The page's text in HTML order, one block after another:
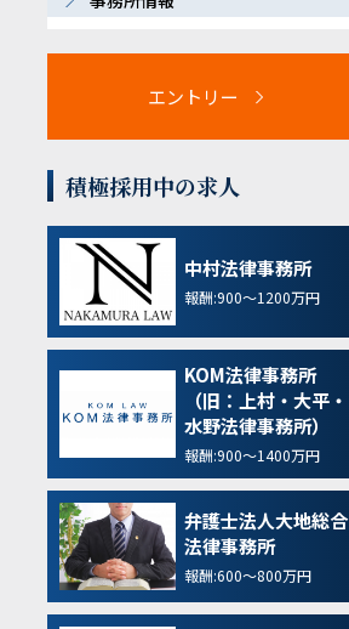
エントリー
積極採用中の求人
中村法律事務所
報酬:900～1200万円
KOM法律事務所
（旧：上村・大平・
水野法律事務所）
報酬:900～1400万円
弁護士法人大地総合
法律事務所
報酬:600～800万円